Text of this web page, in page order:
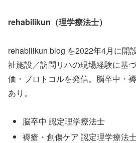
rehabilikun（理学療法士）
rehabilikun blog を2022年4月に開
祉施設／訪問リハの現場経験に基
価・プロトコルを発信。脳卒中・
あり。
脳卒中 認定理学療法士
褥瘡・創傷ケア 認定理学療法